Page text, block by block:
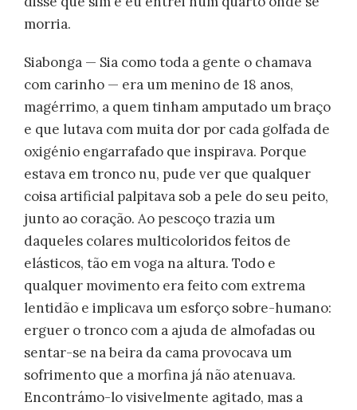
morria.
Siabonga — Sia como toda a gente o chamava
com carinho — era um menino de 18 anos,
magérrimo, a quem tinham amputado um braço
e que lutava com muita dor por cada golfada de
oxigénio engarrafado que inspirava. Porque
estava em tronco nu, pude ver que qualquer
coisa artificial palpitava sob a pele do seu peito,
junto ao coração. Ao pescoço trazia um
daqueles colares multicoloridos feitos de
elásticos, tão em voga na altura. Todo e
qualquer movimento era feito com extrema
lentidão e implicava um esforço sobre-humano:
erguer o tronco com a ajuda de almofadas ou
sentar-se na beira da cama provocava um
sofrimento que a morfina já não atenuava.
Encontrámo-lo visivelmente agitado, mas a